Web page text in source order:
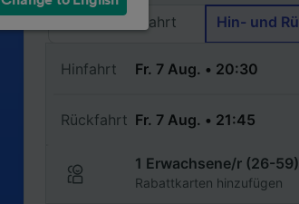
Einfache Fahrt Hin- und
Hinfahrt
Rückfahrt
1 Erwachsene/r (26-59)
Rabattkarten hinzufügen